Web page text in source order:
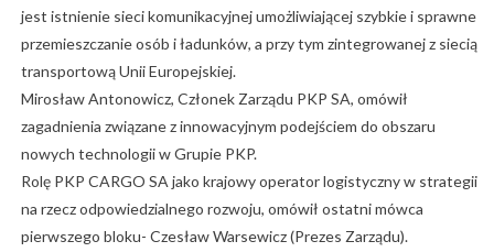
jest istnienie sieci komunikacyjnej umożliwiającej szybkie i sprawne
przemieszczanie osób i ładunków, a przy tym zintegrowanej z siecią
transportową Unii Europejskiej.
Mirosław Antonowicz, Członek Zarządu PKP SA, omówił
zagadnienia związane z innowacyjnym podejściem do obszaru
nowych technologii w Grupie PKP.
Rolę PKP CARGO SA jako krajowy operator logistyczny w strategii
na rzecz odpowiedzialnego rozwoju, omówił ostatni mówca
pierwszego bloku- Czesław Warsewicz (Prezes Zarządu).